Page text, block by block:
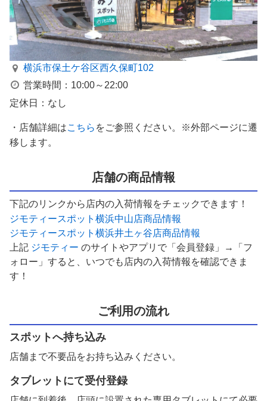
横浜市保土ケ谷区西久保町102
営業時間：10:00～22:00
定休日：なし
・店舗詳細はこちら をご参照ください。※外部ページに遷
移します。
店舗の商品情報
下記のリンクから店内の入荷情報をチェックできます！
ジモティースポット横浜中山店商品情報
ジモティースポット横浜井土ヶ谷店商品情報
上記 ジモティー のサイトやアプリで「会員登録」→「フ
ォロー」すると、いつでも店内の入荷情報を確認できま
す！
ご利用の流れ
スポットへ持ち込み
店舗まで不要品をお持ち込みください。
タブレットにて受付登録